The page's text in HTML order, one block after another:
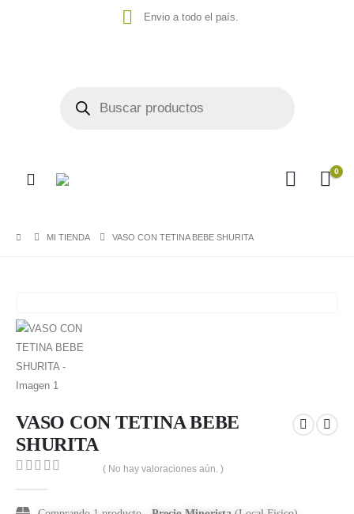
Envio a todo el país.
0
MI TIENDA VASO CON TETINA BEBE SHURITA
VASO CON TETINA BEBE
SHURITA
( No hay valoraciones aún. )